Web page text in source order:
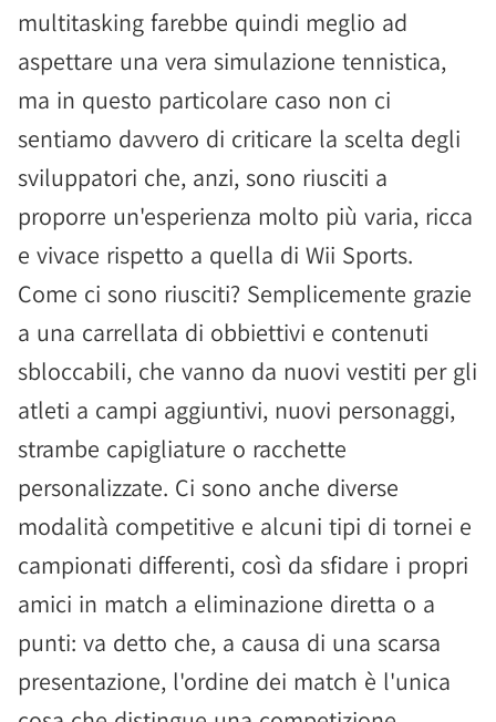
multitasking farebbe quindi meglio ad
aspettare una vera simulazione tennistica,
ma in questo particolare caso non ci
sentiamo davvero di criticare la scelta degli
sviluppatori che, anzi, sono riusciti a
proporre un'esperienza molto più varia, ricca
e vivace rispetto a quella di Wii Sports.
Come ci sono riusciti? Semplicemente grazie
a una carrellata di obbiettivi e contenuti
sbloccabili, che vanno da nuovi vestiti per gli
atleti a campi aggiuntivi, nuovi personaggi,
strambe capigliature o racchette
personalizzate. Ci sono anche diverse
modalità competitive e alcuni tipi di tornei e
campionati differenti, così da sfidare i propri
amici in match a eliminazione diretta o a
punti: va detto che, a causa di una scarsa
presentazione, l'ordine dei match è l'unica